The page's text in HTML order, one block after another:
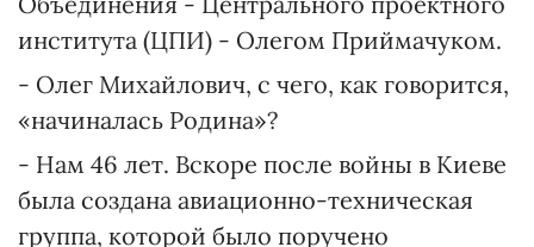
института (ЦПИ) - Олегом Приймачуком.
- Олег Михайлович, с чего, как говорится,
«начиналась Родина»?
- Нам 46 лет. Вскоре после войны в Киеве
была создана авиационно-техническая
группа, которой было поручено